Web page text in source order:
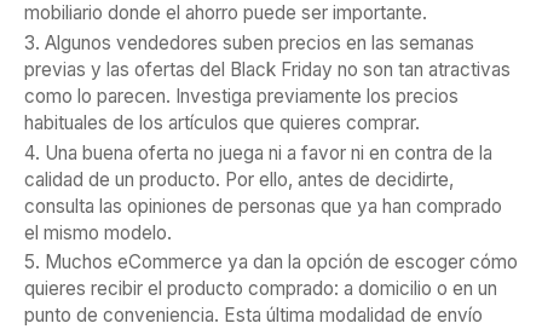
mobiliario donde el ahorro puede ser importante.
3. Algunos vendedores suben precios en las semanas
previas y las ofertas del Black Friday no son tan atractivas
como lo parecen. Investiga previamente los precios
habituales de los artículos que quieres comprar.
4. Una buena oferta no juega ni a favor ni en contra de la
calidad de un producto. Por ello, antes de decidirte,
consulta las opiniones de personas que ya han comprado
el mismo modelo.
5. Muchos eCommerce ya dan la opción de escoger cómo
quieres recibir el producto comprado: a domicilio o en un
punto de conveniencia. Esta última modalidad de envío